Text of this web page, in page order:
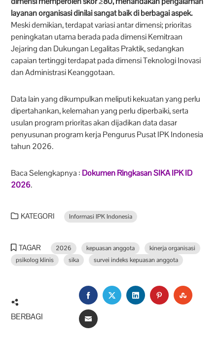
layanan organisasi dinilai sangat baik di berbagai aspek.
Meski demikian, terdapat variasi antar dimensi; prioritas
peningkatan utama berada pada dimensi Kemitraan
Jejaring dan Dukungan Legalitas Praktik, sedangkan
capaian tertinggi terdapat pada dimensi Teknologi Inovasi
dan Administrasi Keanggotaan.
Data lain yang dikumpulkan meliputi kekuatan yang perlu
dipertahankan, kelemahan yang perlu diperbaiki, serta
usulan program prioritas akan dijadikan data dasar
penyusunan program kerja Pengurus Pusat IPK Indonesia
tahun 2026.
Baca Selengkapnya : Dokumen Ringkasan SIKA IPK ID
2026.
KATEGORI Informasi IPK Indonesia
TAGAR 2026 kepuasan anggota
kinerja organisasi
psikolog klinis
sika survei indeks kepuasan anggota
BERBAGI
FACEBOOKTWITTERLINKEDINPINTEREST
EMAIL